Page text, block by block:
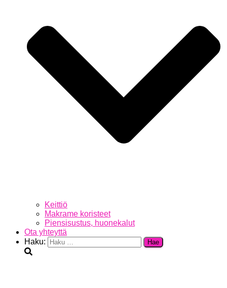
Keittiö
Makrame koristeet
Piensisustus, huonekalut
Ota yhteyttä
Haku: